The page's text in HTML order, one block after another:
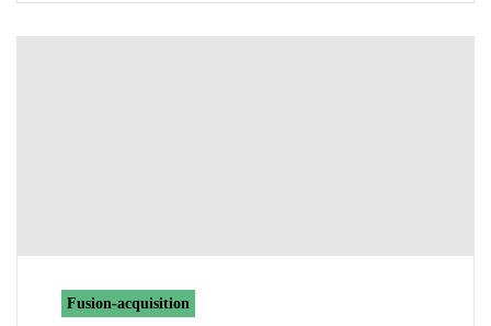
Fusion-acquisition